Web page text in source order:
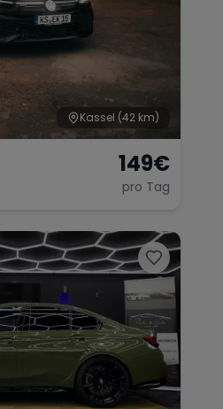
Kassel (42 km)
149€
pro Tag